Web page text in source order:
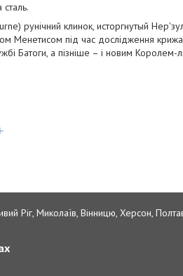
рунічний клинок, исторгнутый
Менетисом під час дослідження
Батоги, а пізніше – і новим Королем-
Ріг, Миколаїв, Вінницю, Херсон,